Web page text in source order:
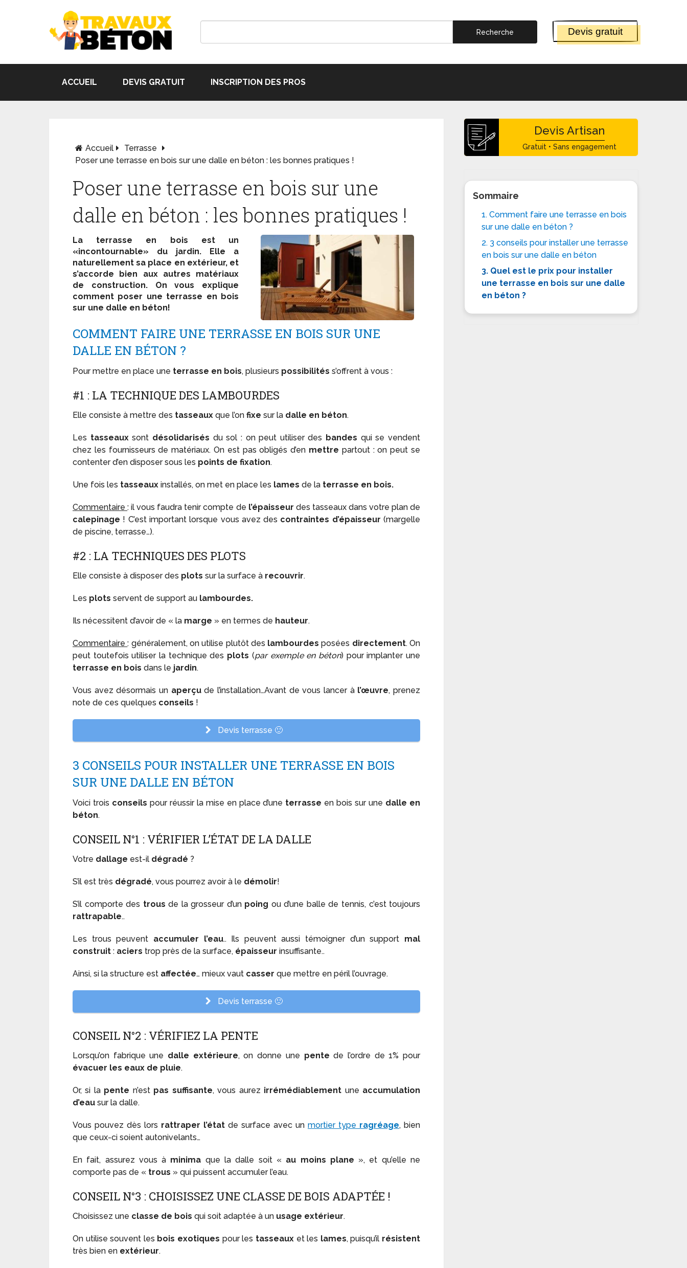
Devis gratuit
ACCUEIL DEVIS GRATUIT INSCRIPTION DES PROS
Accueil
Terrasse
Poser une terrasse en bois sur une dalle en béton : les bonnes pratiques !
Poser une terrasse en bois sur une
dalle en béton : les bonnes pratiques !
La terrasse en bois est un
«incontournable» du jardin. Elle a
naturellement sa place en extérieur, et
s’accorde bien aux autres matériaux
de construction. On vous explique
comment poser une terrasse en bois
sur une dalle en béton!
COMMENT FAIRE UNE TERRASSE EN BOIS SUR UNE
DALLE EN BÉTON ?
Pour mettre en place une terrasse en bois, plusieurs possibilités s’offrent à vous :
#1 : LA TECHNIQUE DES LAMBOURDES
Elle consiste à mettre des tasseaux que l’on fixe sur la dalle en béton.
Les tasseauxsont désolidarisés du sol : on peut utiliser des bandes qui se vendent
chez les fournisseurs de matériaux. On est pas obligés d’en mettre partout : on peut se
contenter d’en disposer sous les points de fixation.
Une fois les tasseaux installés, on met en place les lames de la terrasse en bois.
Commentaire: il vous faudra tenir compte de l’épaisseur des tasseaux dans votre plan de
calepinage ! C’est important lorsque vous avez des contraintes d’épaisseur(margelle
de piscine, terrasse…).
#2 : LA TECHNIQUES DES PLOTS
Elle consiste à disposer des plots sur la surface à recouvrir.
Les plots servent de support au lambourdes.
Ils nécessitent d’avoir de « la marge » en termes de hauteur.
Commentaire: généralement, on utilise plutôt des lambourdesposées directement. On
peut toutefois utiliser la technique des plots (par exemple en béton) pour implanter une
terrasse en bois dans le jardin.
Vous avez désormais un aperçude l’installation…Avant de vous lancer à l’œuvre, prenez
note de ces quelques conseils !
Devis terrasse 🙂
3 CONSEILS POUR INSTALLER UNE TERRASSE EN BOIS
SUR UNE DALLE EN BÉTON
Voici trois conseils pour réussir la mise en place d’une terrasse en bois sur une dalle en
béton.
CONSEIL N°1 : VÉRIFIER L’ÉTAT DE LA DALLE
Votre dallage est-il dégradé ?
S’il est très dégradé, vous pourrez avoir à le démolir!
S’il comporte des trousde la grosseur d’un poing ou d’une balle de tennis, c’est toujours
rattrapable..
Les trous peuvent accumuler l’eau.. Ils peuvent aussi témoigner d’un support mal
construit : aciers trop près de la surface, épaisseur insuffisante..
Ainsi, si la structure est affectée… mieux vaut casser que mettre en péril l’ouvrage.
Devis terrasse 🙂
CONSEIL N°2 : VÉRIFIEZ LA PENTE
Lorsqu’on fabrique une dalle extérieure, on donne une pentede l’ordre de 1% pour
évacuer les eaux de pluie.
Or, si la pente n’est pas suffisante, vous aurez irrémédiablement une accumulation
d’eau sur la dalle.
Vous pouvez dès lors rattraper l’état de surface avec un mortier type ragréage, bien
que ceux-ci soient autonivelants…
En fait, assurez vous à minima que la dalle soit « au moins plane », et qu’elle ne
comporte pas de « trous » qui puissent accumuler l’eau.
CONSEIL N°3 : CHOISISSEZ UNE CLASSE DE BOIS ADAPTÉE !
Choisissez une classe de bois qui soit adaptée à un usage extérieur.
On utilise souvent les bois exotiques pour les tasseaux et les lames, puisqu’il résistent
très bien en extérieur.
Devis Artisan
Gratuit • Sans engagement
Sommaire
1. Comment faire une terrasse en bois
sur une dalle en béton ?
2. 3 conseils pour installer une terrasse
en bois sur une dalle en béton
3. Quel est le prix pour installer
une terrasse en bois sur une dalle
en béton ?